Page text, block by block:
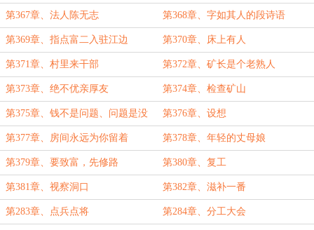
第367章、法人陈无志 第368章、字如其人的段诗语
第369章、指点富二入驻江边 第370章、床上有人
第371章、村里来干部 第372章、矿长是个老熟人
第373章、绝不优亲厚友 第374章、检查矿山
第375章、钱不是问题、问题是没
钱
第376章、设想
第377章、房间永远为你留着 第378章、年轻的丈母娘
第379章、要致富，先修路 第380章、复工
第381章、视察洞口 第382章、滋补一番
第283章、点兵点将 第284章、分工大会